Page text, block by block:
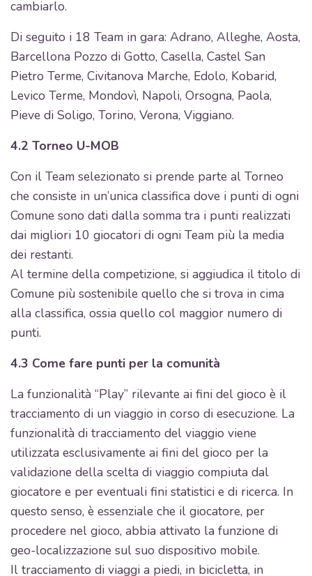
cambiarlo.
Di seguito i 18 Team in gara: Adrano, Alleghe, Aosta,
Barcellona Pozzo di Gotto, Casella, Castel San
Pietro Terme, Civitanova Marche, Edolo, Kobarid,
Levico Terme, Mondovì, Napoli, Orsogna, Paola,
Pieve di Soligo, Torino, Verona, Viggiano.
4.2 Torneo U-MOB
Con il Team selezionato si prende parte al Torneo
che consiste in un’unica classifica dove i punti di ogni
Comune sono dati dalla somma tra i punti realizzati
dai migliori 10 giocatori di ogni Team più la media
dei restanti.
Al termine della competizione, si aggiudica il titolo di
Comune più sostenibile quello che si trova in cima
alla classifica, ossia quello col maggior numero di
punti.
4.3 Come fare punti per la comunità
La funzionalità “Play” rilevante ai fini del gioco è il
tracciamento di un viaggio in corso di esecuzione. La
funzionalità di tracciamento del viaggio viene
utilizzata esclusivamente ai fini del gioco per la
validazione della scelta di viaggio compiuta dal
giocatore e per eventuali fini statistici e di ricerca. In
questo senso, è essenziale che il giocatore, per
procedere nel gioco, abbia attivato la funzione di
geo-localizzazione sul suo dispositivo mobile.
Il tracciamento di viaggi a piedi, in bicicletta, in